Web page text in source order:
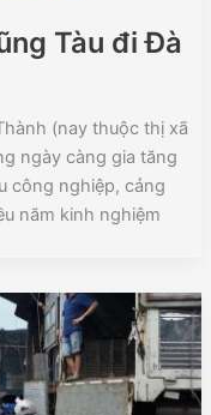
Tàu đi Đà
(nay thuộc thị xã
ngày càng gia tăng
công nghiệp, cảng
năm kinh nghiệm